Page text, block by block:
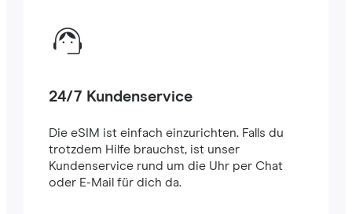
24/7 Kundenservice
Die eSIM ist einfach einzurichten. Falls du
trotzdem Hilfe brauchst, ist unser
Kundenservice rund um die Uhr per Chat
oder E-Mail für dich da.